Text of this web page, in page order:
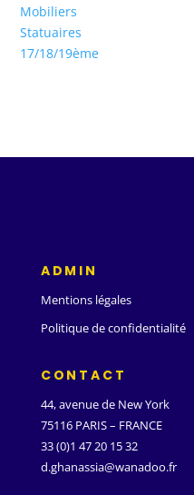
Mobiliers
Statuaires
17/18/19ème
ADMIN
Mentions légales
Politique de confidentialité
CONTACT
44, avenue de New York
75116 PARIS – FRANCE
33 (0)1 47 20 15 32
d.ghanassia@wanadoo.fr